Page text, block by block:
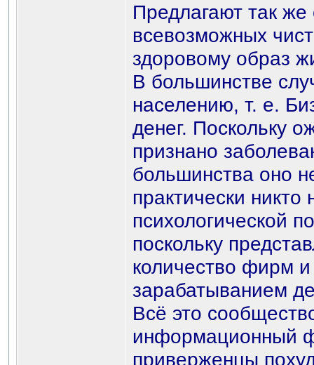
Предлагают так
всевозможных
здоровому образ
В большинстве
населению, т. е.
денег. Поскольку
признано
большинства оно
практически
психологической
поскольку
количество фирм
зарабатыванием
Всё это
информационный
приверженцы